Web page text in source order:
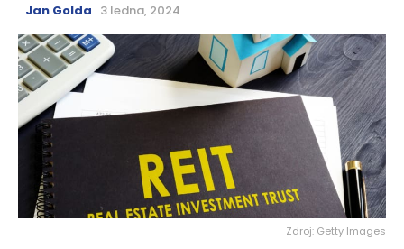
Jan Golda 3 ledna, 2024
Zdroj: Getty Images